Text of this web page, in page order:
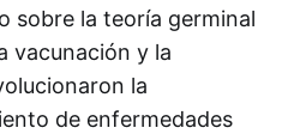
sobre la teoría germinal
vacunación y la
la
de enfermedades